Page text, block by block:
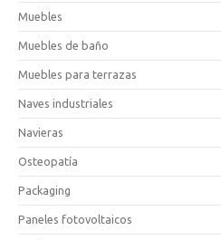
Muebles
Muebles de baño
Muebles para terrazas
Naves industriales
Navieras
Osteopatía
Packaging
Paneles fotovoltaicos